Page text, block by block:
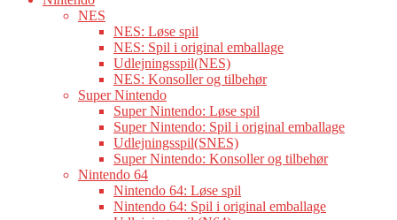
NES
NES: Løse spil
NES: Spil i original emballage
Udlejningsspil(NES)
NES: Konsoller og tilbehør
Super Nintendo
Super Nintendo: Løse spil
Super Nintendo: Spil i original emballage
Udlejningsspil(SNES)
Super Nintendo: Konsoller og tilbehør
Nintendo 64
Nintendo 64: Løse spil
Nintendo 64: Spil i original emballage